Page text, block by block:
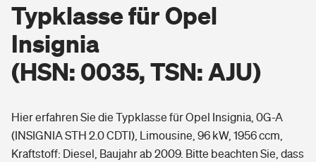
Berufsunfähigkeitsversicherung
Erwerbsunfähigkeitsversicherung
Arbeitsrechtsschutz
Wohnen
Wohngebäudeversicherung
Hausratversicherung
Elementarversicherung
Pri­vate Haft­pflicht­
Gesundheit
Typklasse für Opel
Insignia
(HSN: 0035, TSN: AJU)
Hier erfahren Sie die Typklasse für Opel Insignia, 0G-A
(INSIGNIA STH 2.0 CDTI), Limousine, 96 kW, 1956 ccm,
Kraftstoff: Diesel, Baujahr ab 2009. Bitte beachten Sie, dass